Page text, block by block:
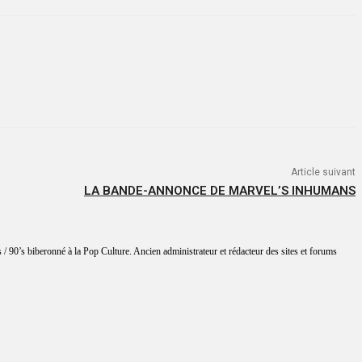
Article suivant
LA BANDE-ANNONCE DE MARVEL’S INHUMANS
biberonné à la Pop Culture. Ancien administrateur et rédacteur des sites et forums